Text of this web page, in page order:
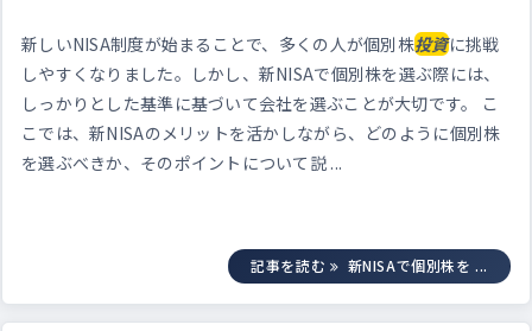
新しいNISA制度が始まることで、多くの人が個別株投資に挑戦
しやすくなりました。しかし、新NISAで個別株を選ぶ際には、
しっかりとした基準に基づいて会社を選ぶことが大切です。 こ
こでは、新NISAのメリットを活かしながら、どのように個別株
を選ぶべきか、そのポイントについて説 ...
記事を読む 新NISAで個別株を ...